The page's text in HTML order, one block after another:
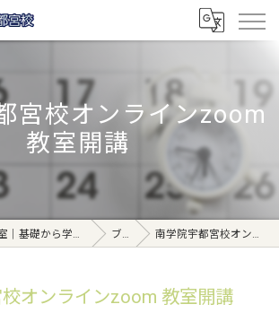
宮校オンラインzoom
教室開講
算命学講座・教室｜基礎から学べる東京日本橋【日本橋南学院】 ブログ 南学院宇都宮校オンラインzoom 教室開講
オンラインzoom 教室開講